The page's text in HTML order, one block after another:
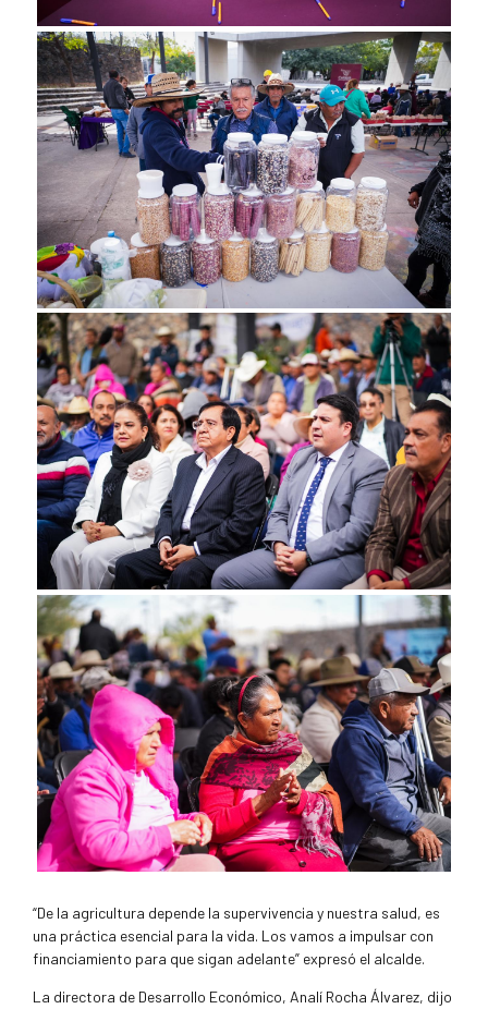
“De la agricultura depende la supervivencia y nuestra salud, es
una práctica esencial para la vida. Los vamos a impulsar con
financiamiento para que sigan adelante” expresó el alcalde.
La directora de Desarrollo Económico, Analí Rocha Álvarez, dijo